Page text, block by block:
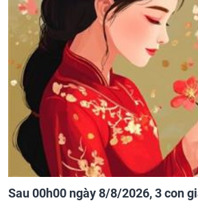
Sau 00h00 ngày 8/8/2026, 3 con